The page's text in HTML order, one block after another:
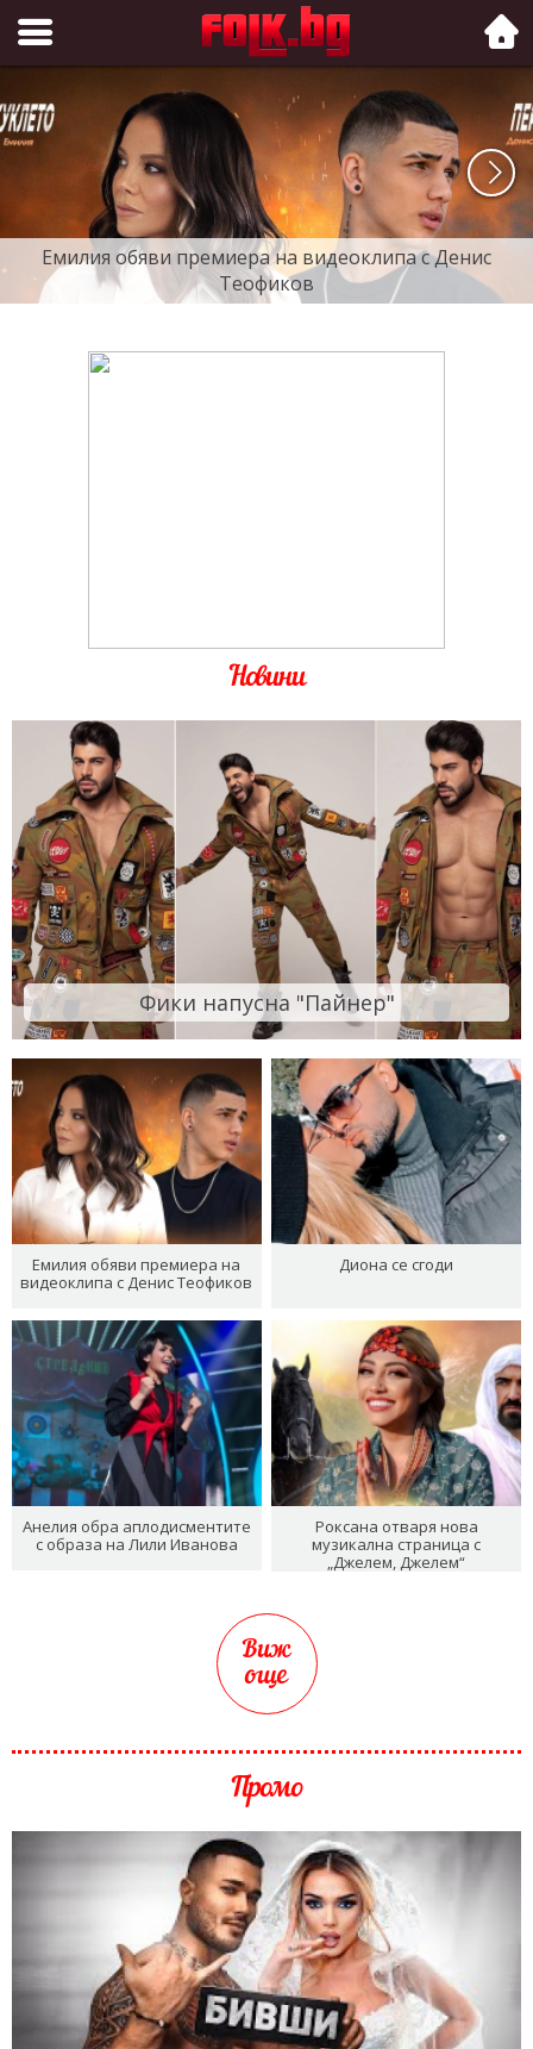
Folk.bg
Емилия обяви премиера на видеоклипа с Денис
Теофиков
Новини
Фики напусна "Пайнер"
Емилия обяви премиера на
видеоклипа с Денис Теофиков
Диона се сгоди
Анелия обра аплодисментите
с образа на Лили Иванова
Роксана отваря нова
музикална страница с
„Джелем, Джелем“
Виж
още
Промо